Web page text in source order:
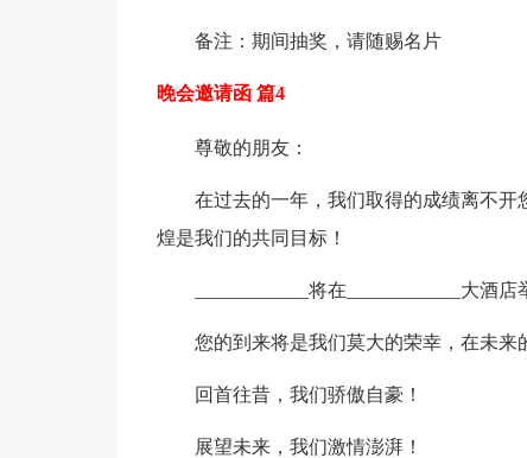
备注：期间抽奖，请随赐名片
晚会邀请函 篇4
尊敬的朋友：
在过去的一年，我们取得的成绩离不
煌是我们的共同目标！
____________将在____________大酒
您的到来将是我们莫大的荣幸，在未来
回首往昔，我们骄傲自豪！
展望未来，我们激情澎湃！